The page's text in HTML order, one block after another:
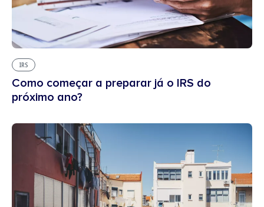
IRS
Como começar a preparar já o IRS do
próximo ano?